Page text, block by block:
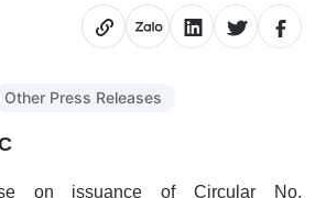
Other Press Releases
on issuance of Circular No.